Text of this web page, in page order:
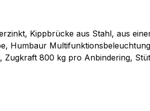
Kippbrücke aus Stahl, aus
Humbaur
800 kg pro Anbindering,